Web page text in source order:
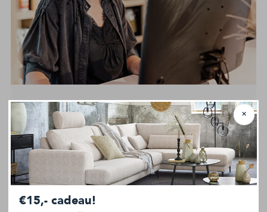
€15,- cadeau!
✕
Openingstijden Maron Terborg
Maandag t/m donderdag
10:00 tot 18:00
Vrijdag (koopavond)
10:00 tot 21:00
Zaterdag
10:00 tot 17:00
Zondag
12:00 tot 17:00